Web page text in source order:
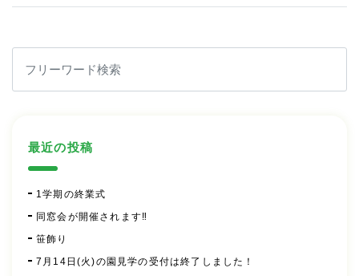
最近の投稿
1学期の終業式
同窓会が開催されます‼
笹飾り
7月14日(火)の園見学の受付は終了しました！